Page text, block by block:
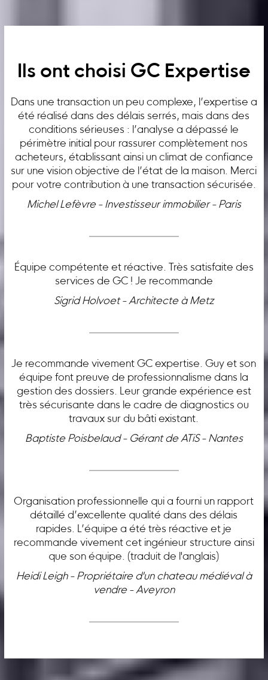
Ils ont choisi GC Expertise
Dans une transaction un peu complexe, l’expertise a
été réalisé dans des délais serrés, mais dans des
conditions sérieuses : l’analyse a dépassé le
périmètre initial pour rassurer complètement nos
acheteurs, établissant ainsi un climat de confiance
sur une vision objective de l’état de la maison. Merci
pour votre contribution à une transaction sécurisée.
Michel Lefèvre - Investisseur immobilier - Paris
Équipe compétente et réactive. Très satisfaite des
services de GC ! Je recommande
Sigrid Holvoet - Architecte à Metz
Je recommande vivement GC expertise. Guy et son
équipe font preuve de professionnalisme dans la
gestion des dossiers. Leur grande expérience est
très sécurisante dans le cadre de diagnostics ou
travaux sur du bâti existant.
Baptiste Poisbelaud - Gérant de ATiS - Nantes
Organisation professionnelle qui a fourni un rapport
détaillé d’excellente qualité dans des délais
rapides. L’équipe a été très réactive et je
recommande vivement cet ingénieur structure ainsi
que son équipe. (traduit de l'anglais)
Heidi Leigh - Propriétaire d'un chateau médiéval à
vendre - Aveyron